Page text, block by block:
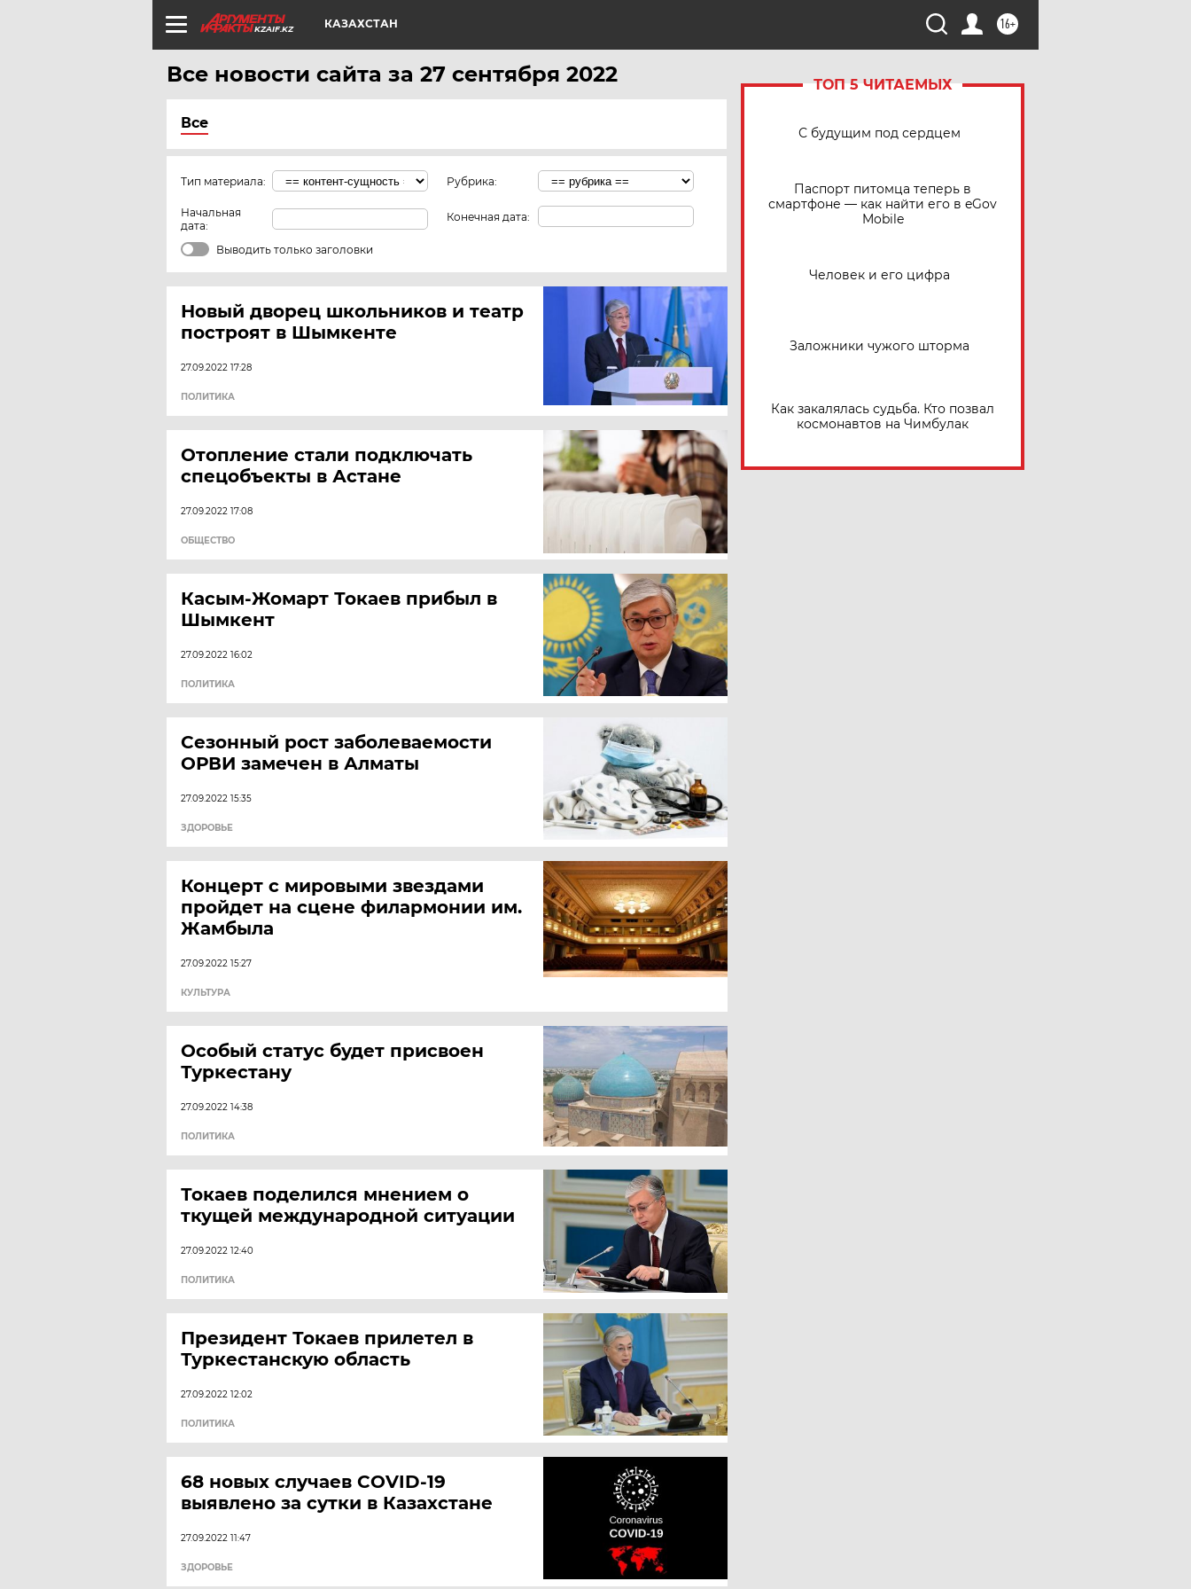
KZAIF.KZ 16+
КАЗАХСТАН
Все новости сайта за 27 сентября 2022
Все
Тип материала: Рубрика:
Начальная
дата:
Конечная дата:
Выводить только заголовки
Новый дворец школьников и театр
построят в Шымкенте
27.09.2022 17:28
ПОЛИТИКА
Отопление стали подключать
спецобъекты в Астане
27.09.2022 17:08
ОБЩЕСТВО
Касым-Жомарт Токаев прибыл в
Шымкент
27.09.2022 16:02
ПОЛИТИКА
Сезонный рост заболеваемости
ОРВИ замечен в Алматы
27.09.2022 15:35
ЗДОРОВЬЕ
Концерт с мировыми звездами
пройдет на сцене филармонии им.
Жамбыла
27.09.2022 15:27
КУЛЬТУРА
Особый статус будет присвоен
Туркестану
27.09.2022 14:38
ПОЛИТИКА
Токаев поделился мнением о
ткущей международной ситуации
27.09.2022 12:40
ПОЛИТИКА
Президент Токаев прилетел в
Туркестанскую область
27.09.2022 12:02
ПОЛИТИКА
68 новых случаев COVID-19
выявлено за сутки в Казахстане
27.09.2022 11:47
ЗДОРОВЬЕ
ТОП 5 ЧИТАЕМЫХ
С будущим под сердцем
Паспорт питомца теперь в
смартфоне — как найти его в eGov
Mobile
Человек и его цифра
Заложники чужого шторма
Как закалялась судьба. Кто позвал
космонавтов на Чимбулак